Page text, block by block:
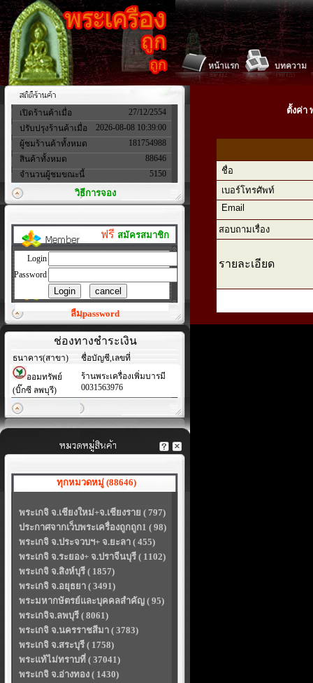
หน้าแรก บทความ
เปิดร้านค้าเมื่อ
27/12/2554
ปรับปรุงร้านค้าเมื่อ
2026-08-08 10:39:00
ผู้ชมร้านค้าทั้งหมด
181754988
สินค้าทั้งหมด
88646
จำนวนผู้ชมขณะนี้
5150
วิธีการจอง
ฟรี สมัครสมาชิก
Login
Password
ลืมpassword
ช่องทางชำระเงิน
ธนาคาร(สาขา)
ชื่อบัญชี,เลขที่
ออมทรัพย์
(บิ๊กซี ลพบุรี)
ร้านพระเครื่องเพิ่มบารมี
0031563976
ทุกหมวดหมู่ (88646)
พระเกจิ จ.เชียงใหม่+จ.เชียงราย ( 797)
ประกาศจากเว็บพระเครื่องถูกถูก1 ( 98)
พระเกจิ จ.ประจวบฯ+ จ.ยะลา ( 455)
พระเกจิ จ.ระยอง+ จ.ปราจีนบุรี ( 1102)
พระเกจิ จ.สิงห์บุรี ( 1857)
พระเกจิ จ.อยุธยา ( 3491)
พระมหากษัตรย์และบุคคลสำคัญ ( 95)
พระเกจิจ.ลพบุรี ( 8061)
พระเกจิ จ.นครราชสีมา ( 3783)
พระเกจิ จ.สระบุรี ( 1758)
พระแท้ไม่ทราบที่ ( 37041)
พระเกจิ จ.อ่างทอง ( 1430)
ตั้งค่า
ชื่อ
เบอร์โทรศัพท์
Email
สอบถามเรื่อง
รายละเอียด